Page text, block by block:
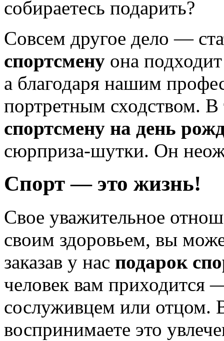
собираетесь подарить?
Совсем другое дело —
спортсмену она
а благодаря нашим
портретным сходством.
спортсмену на день
сюрприза-шутки. Он
Спорт — это жизнь!
Свое уважительное
своим здоровьем, вы
заказав у нас подарок
человек вам
сослуживцем или отцом.
воспринимаете это